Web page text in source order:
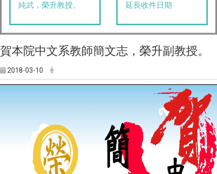
純武，榮升教授。
延長收件日期
賀本院中文系教師簡文志，榮升副教授。
2018-03-10